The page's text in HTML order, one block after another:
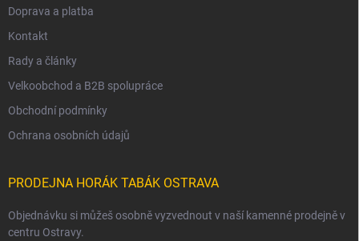
Doprava a platba
Kontakt
Rady a články
Velkoobchod a B2B spolupráce
Obchodní podmínky
Ochrana osobních údajů
PRODEJNA HORÁK TABÁK OSTRAVA
Objednávku si můžeš osobně vyzvednout v naší kamenné prodejně v
centru Ostravy.